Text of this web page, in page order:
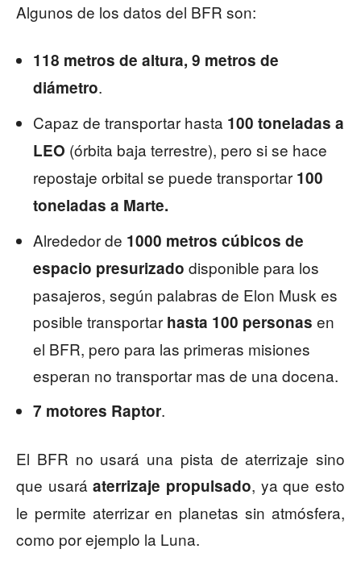
Algunos de los datos del BFR son:
118 metros de altura, 9 metros de
diámetro.
Capaz de transportar hasta 100 toneladas a
LEO (órbita baja terrestre), pero si se hace
repostaje orbital se puede transportar 100
toneladas a Marte.
Alrededor de 1000 metros cúbicos de
espacio presurizado disponible para los
pasajeros, según palabras de Elon Musk es
posible transportar hasta 100 personas en
el BFR, pero para las primeras misiones
esperan no transportar mas de una docena.
7 motores Raptor.
El BFR no usará una pista de aterrizaje sino
que usaráaterrizaje propulsado, ya que esto
le permite aterrizar en planetas sin atmósfera,
como por ejemplo la Luna.